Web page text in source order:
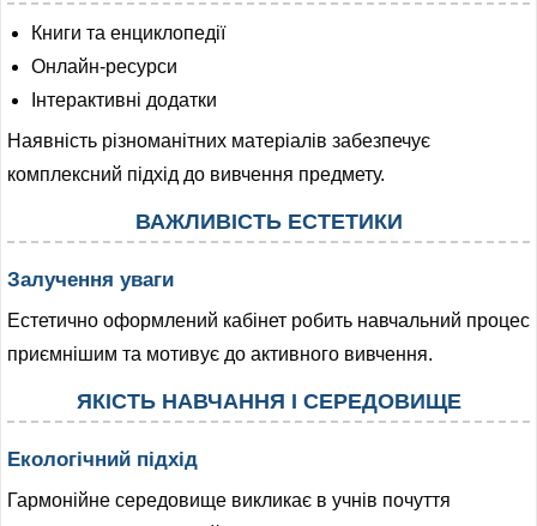
Книги та енциклопедії
Онлайн-ресурси
Інтерактивні додатки
Наявність різноманітних матеріалів забезпечує
комплексний підхід до вивчення предмету.
ВАЖЛИВІСТЬ ЕСТЕТИКИ
Залучення уваги
Естетично оформлений кабінет робить навчальний процес
приємнішим та мотивує до активного вивчення.
ЯКІСТЬ НАВЧАННЯ І СЕРЕДОВИЩЕ
Екологічний підхід
Гармонійне середовище викликає в учнів почуття